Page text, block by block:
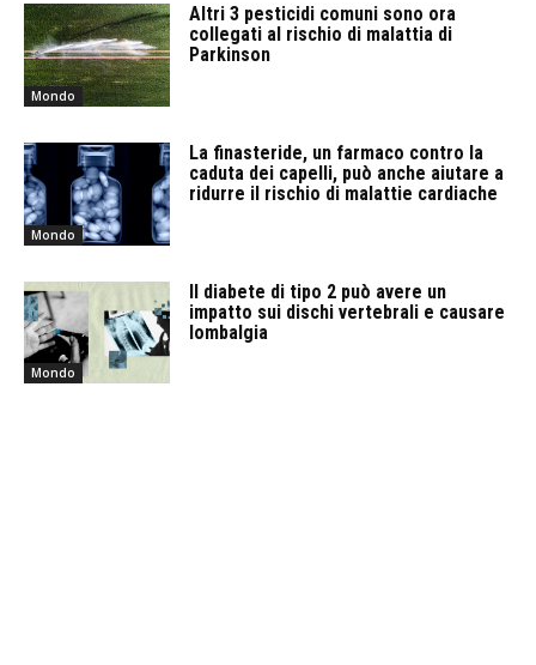
Mondo
Altri 3 pesticidi comuni sono ora
collegati al rischio di malattia di
Parkinson
Mondo
La finasteride, un farmaco contro la
caduta dei capelli, può anche aiutare a
ridurre il rischio di malattie cardiache
Mondo
Il diabete di tipo 2 può avere un
impatto sui dischi vertebrali e causare
lombalgia